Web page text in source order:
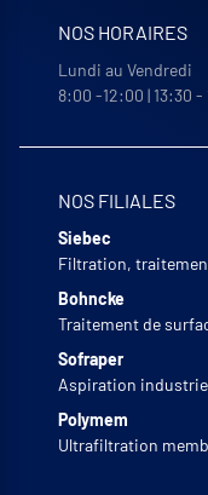
NOS HORAIRES
Lundi au Vendredi
8:00 -12:00 | 13:30 -
NOS FILIALES
Siebec
Filtration,
Bohncke
Traitement de
Sofraper
Aspiration
Polymem
Ultrafiltration